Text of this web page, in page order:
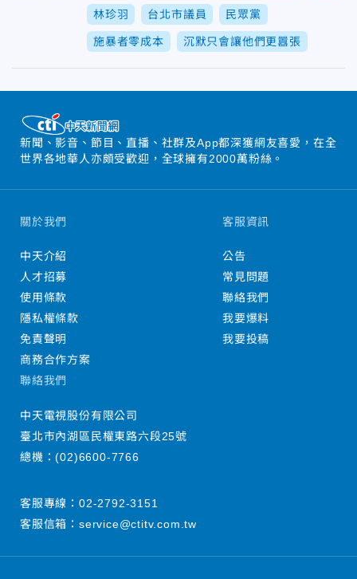
林珍羽 台北市議員 民眾黨
施暴者零成本 沉默只會讓他們更囂張
新聞、影音、節目、直播、社群及App都深獲網友喜愛，在全
世界各地華人亦頗受歡迎，全球擁有2000萬粉絲。
關於我們
中天介紹
人才招募
使用條款
隱私權條款
免責聲明
商務合作方案
客服資訊
公告
常見問題
聯絡我們
我要爆料
我要投稿
聯絡我們
中天電視股份有限公司
臺北市內湖區民權東路六段25號
總機：(02)6600-7766
客服專線： 02-2792-3151
客服信箱： service@ctitv.com.tw